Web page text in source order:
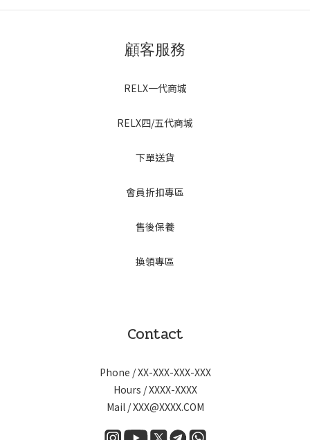
顧客服務
RELX一代商城
RELX四/五代商城
下單送貨
會員折扣專區
售後保養
換領專區
Contact
Phone / XX-XXX-XXX-XXX
Hours / XXXX-XXXX
Mail / XXX@XXXX.COM